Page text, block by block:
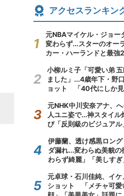
アクセスランキン
元NBAマイケル・ジョー
変わらず...スターのオ
カー・ハーランドと最強
小柳ルミ子「可愛い弟
ました」...4歳年下・野
ョット 「40代にしか見
元NHK中川安奈アナ、
人ユニ姿で...神スタイ
び「反則級のビジュアル
伊藤蘭、透け感黒ロン
ダ漏れ...変わらぬ美貌
わらず綺麗」「美しすぎ
元卓球・石川佳純、イ
ショット 「メチャ可愛